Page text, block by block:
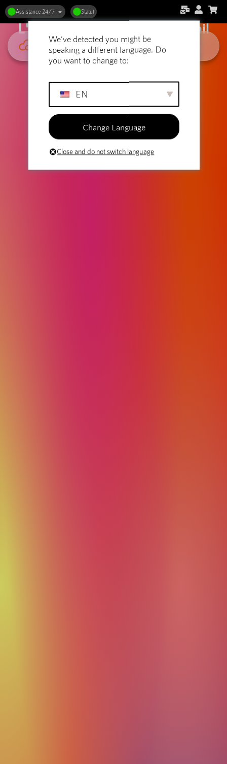
Assistance 24/7 Statut
Hébergement web et artistes :
L'espace idéal pour votre travail
We've detected you might be
speaking a different language. Do
you want to change to:
EN
Change Language
Close and do not switch language